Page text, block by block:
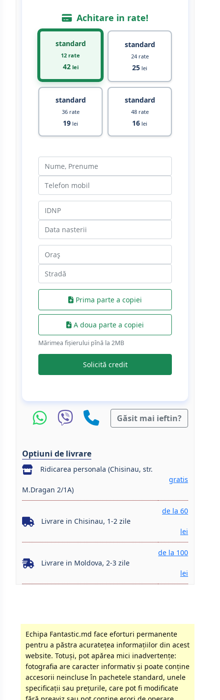
Achitare in rate!
standard
12 rate
42lei
standard
24 rate
25 lei
standard
36 rate
19 lei
standard
48 rate
16 lei
Prima parte a copiei
A doua parte a copiei
Mărimea fișierului pînă la 2МB
Solicită credit
Găsit mai ieftin?
Optiuni de livrare
Ridicarea personala (Chisinau, str.
M.Dragan 2/1A)
gratis
Livrare in Chisinau, 1-2 zile
de la 60
lei
Livrare in Moldova, 2-3 zile
de la 100
lei
Echipa Fantastic.md face eforturi permanente
pentru a păstra acurateţea informaţiilor din acest
website. Totuși, pot apărea mici inadvertenţe:
fotografia are caracter informativ şi poate conţine
accesorii neincluse în pachetele standard, unele
specificaţii sau preţurile, care pot fi modificate